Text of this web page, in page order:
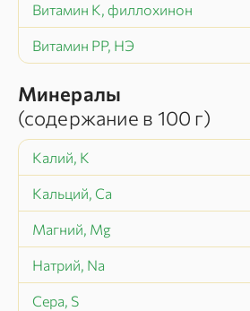
Витамин К, филлохинон
Витамин РР, НЭ
Минералы
(содержание в 100 г)
Калий, K
Кальций, Ca
Магний, Mg
Натрий, Na
Сера, S